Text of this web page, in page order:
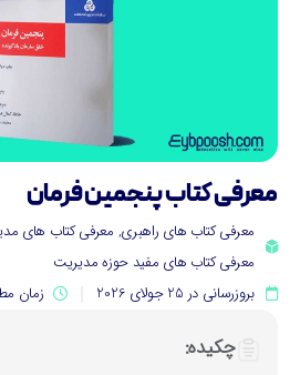
کتاب پنجمین فرمان
معرفی کتاب های راهبری,معرفی کتاب های مدیریت
معرفی کتاب های مفید حوزه مدیریت
بروزرسانی در 25 جولای 2026
زمان مطالعه: 45 دقیقه
چکیده: